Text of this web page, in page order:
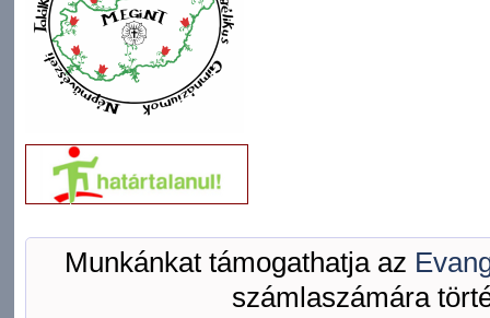
Munkánkat támogathatja az
számlaszámára